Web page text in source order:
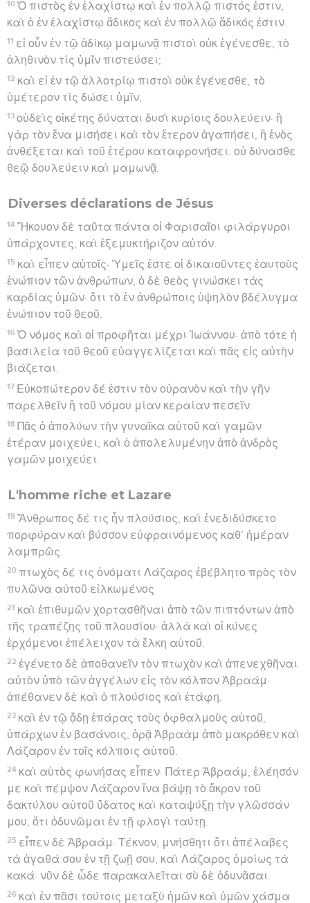
10 Ὁ πιστὸς ἐν ἐλαχίστῳ καὶ ἐν πολλῷ πιστός ἐστιν,
καὶ ὁ ἐν ἐλαχίστῳ ἄδικος καὶ ἐν πολλῷ ἄδικός ἐστιν.
11 εἰ οὖν ἐν τῷ ἀδίκῳ μαμωνᾷ πιστοὶ οὐκ ἐγένεσθε, τὸ
ἀληθινὸν τίς ὑμῖν πιστεύσει;
12 καὶ εἰ ἐν τῷ ἀλλοτρίῳ πιστοὶ οὐκ ἐγένεσθε, τὸ
ὑμέτερον τίς δώσει ὑμῖν;
13 οὐδεὶς οἰκέτης δύναται δυσὶ κυρίοις δουλεύειν· ἢ
γὰρ τὸν ἕνα μισήσει καὶ τὸν ἕτερον ἀγαπήσει, ἢ ἑνὸς
ἀνθέξεται καὶ τοῦ ἑτέρου καταφρονήσει. οὐ δύνασθε
θεῷ δουλεύειν καὶ μαμωνᾷ.
Diverses déclarations de Jésus
14 Ἤκουον δὲ ταῦτα πάντα οἱ Φαρισαῖοι φιλάργυροι
ὑπάρχοντες, καὶ ἐξεμυκτήριζον αὐτόν.
15 καὶ εἶπεν αὐτοῖς· Ὑμεῖς ἐστε οἱ δικαιοῦντες ἑαυτοὺς
ἐνώπιον τῶν ἀνθρώπων, ὁ δὲ θεὸς γινώσκει τὰς
καρδίας ὑμῶν· ὅτι τὸ ἐν ἀνθρώποις ὑψηλὸν βδέλυγμα
ἐνώπιον τοῦ θεοῦ.
16 Ὁ νόμος καὶ οἱ προφῆται μέχρι Ἰωάννου· ἀπὸ τότε ἡ
βασιλεία τοῦ θεοῦ εὐαγγελίζεται καὶ πᾶς εἰς αὐτὴν
βιάζεται.
17 Εὐκοπώτερον δέ ἐστιν τὸν οὐρανὸν καὶ τὴν γῆν
παρελθεῖν ἢ τοῦ νόμου μίαν κεραίαν πεσεῖν.
18 Πᾶς ὁ ἀπολύων τὴν γυναῖκα αὐτοῦ καὶ γαμῶν
ἑτέραν μοιχεύει, καὶ ὁ ἀπολελυμένην ἀπὸ ἀνδρὸς
γαμῶν μοιχεύει.
L'homme riche et Lazare
19 Ἄνθρωπος δέ τις ἦν πλούσιος, καὶ ἐνεδιδύσκετο
πορφύραν καὶ βύσσον εὐφραινόμενος καθ’ ἡμέραν
λαμπρῶς.
20 πτωχὸς δέ τις ὀνόματι Λάζαρος ἐβέβλητο πρὸς τὸν
πυλῶνα αὐτοῦ εἱλκωμένος
21 καὶ ἐπιθυμῶν χορτασθῆναι ἀπὸ τῶν πιπτόντων ἀπὸ
τῆς τραπέζης τοῦ πλουσίου· ἀλλὰ καὶ οἱ κύνες
ἐρχόμενοι ἐπέλειχον τὰ ἕλκη αὐτοῦ.
22 ἐγένετο δὲ ἀποθανεῖν τὸν πτωχὸν καὶ ἀπενεχθῆναι
αὐτὸν ὑπὸ τῶν ἀγγέλων εἰς τὸν κόλπον Ἀβραάμ·
ἀπέθανεν δὲ καὶ ὁ πλούσιος καὶ ἐτάφη.
23 καὶ ἐν τῷ ᾅδῃ ἐπάρας τοὺς ὀφθαλμοὺς αὐτοῦ,
ὑπάρχων ἐν βασάνοις, ὁρᾷ Ἀβραὰμ ἀπὸ μακρόθεν καὶ
Λάζαρον ἐν τοῖς κόλποις αὐτοῦ.
24 καὶ αὐτὸς φωνήσας εἶπεν· Πάτερ Ἀβραάμ, ἐλέησόν
με καὶ πέμψον Λάζαρον ἵνα βάψῃ τὸ ἄκρον τοῦ
δακτύλου αὐτοῦ ὕδατος καὶ καταψύξῃ τὴν γλῶσσάν
μου, ὅτι ὀδυνῶμαι ἐν τῇ φλογὶ ταύτῃ.
25 εἶπεν δὲ Ἀβραάμ· Τέκνον, μνήσθητι ὅτι ἀπέλαβες
τὰ ἀγαθά σου ἐν τῇ ζωῇ σου, καὶ Λάζαρος ὁμοίως τὰ
κακά· νῦν δὲ ὧδε παρακαλεῖται σὺ δὲ ὀδυνᾶσαι.
26 καὶ ἐν πᾶσι τούτοις μεταξὺ ἡμῶν καὶ ὑμῶν χάσμα